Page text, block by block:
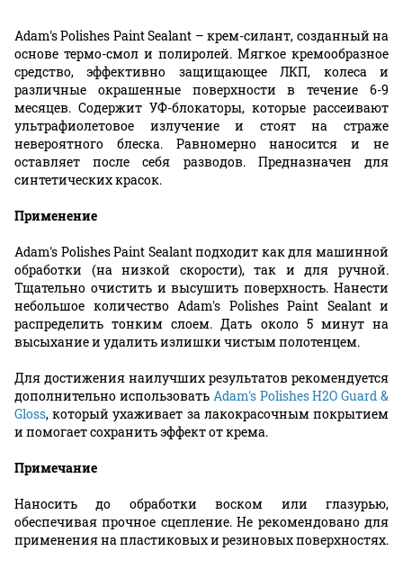
Adam's Polishes Paint Sealant – крем-силант, созданный на
основе термо-смол и полиролей. Мягкое кремообразное
средство, эффективно защищающее ЛКП, колеса и
различные окрашенные поверхности в течение 6-9
месяцев. Содержит УФ-блокаторы, которые рассеивают
ультрафиолетовое излучение и стоят на страже
невероятного блеска. Равномерно наносится и не
оставляет после себя разводов. Предназначен для
синтетических красок.
Применение
Adam's Polishes Paint Sealant подходит как для машинной
обработки (на низкой скорости), так и для ручной.
Тщательно очистить и высушить поверхность. Нанести
небольшое количество Adam's Polishes Paint Sealant и
распределить тонким слоем. Дать около 5 минут на
высыхание и удалить излишки чистым полотенцем.
Для достижения наилучших результатов рекомендуется
дополнительно использовать Adam's Polishes H2O Guard &
Gloss, который ухаживает за лакокрасочным покрытием
и помогает сохранить эффект от крема.
Примечание
Наносить до обработки воском или глазурью,
обеспечивая прочное сцепление. Не рекомендовано для
применения на пластиковых и резиновых поверхностях.